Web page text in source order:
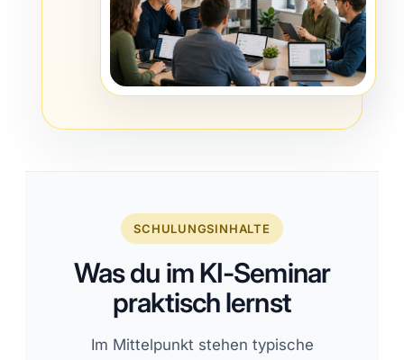
SCHULUNGSINHALTE
Was du im KI-Seminar
praktisch lernst
Im Mittelpunkt stehen typische